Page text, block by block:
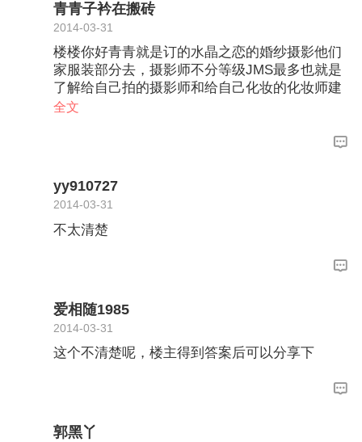
青青子衿在搬砖
2014-03-31
楼楼你好青青就是订的水晶之恋的婚纱摄影他们
家服装部分去，摄影师不分等级JMS最多也就是
了解给自己拍的摄影师和给自己化妆的化妆师建
议楼楼还是让销售给你推荐吧，毕竟内部人员最
点评区JMS晒的照片哪位JMS的片子你喜欢你可
全文
yy910727
2014-03-31
不太清楚
爱相随1985
2014-03-31
这个不清楚呢，楼主得到答案后可以分享下
郭黑丫